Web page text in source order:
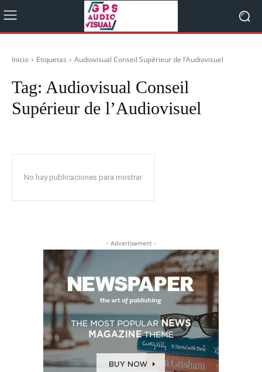
Inicio Etiquetas Audiovisual Conseil Supérieur de l’Audiovisuel
Tag: Audiovisual Conseil
Supérieur de l’Audiovisuel
No hay publicaciones para mostrar
- Advertisement -